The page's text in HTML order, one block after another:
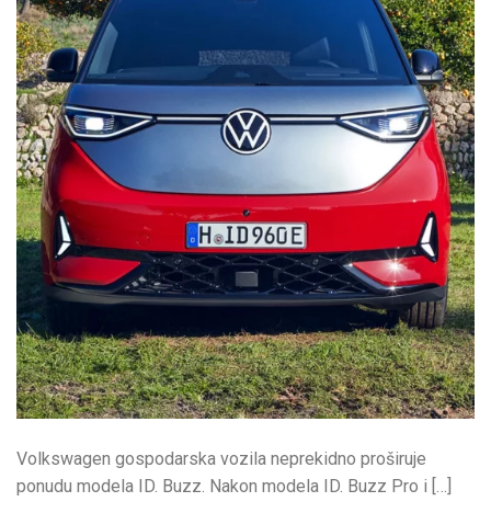
Volkswagen gospodarska vozila neprekidno proširuje
ponudu modela ID. Buzz. Nakon modela ID. Buzz Pro i […]